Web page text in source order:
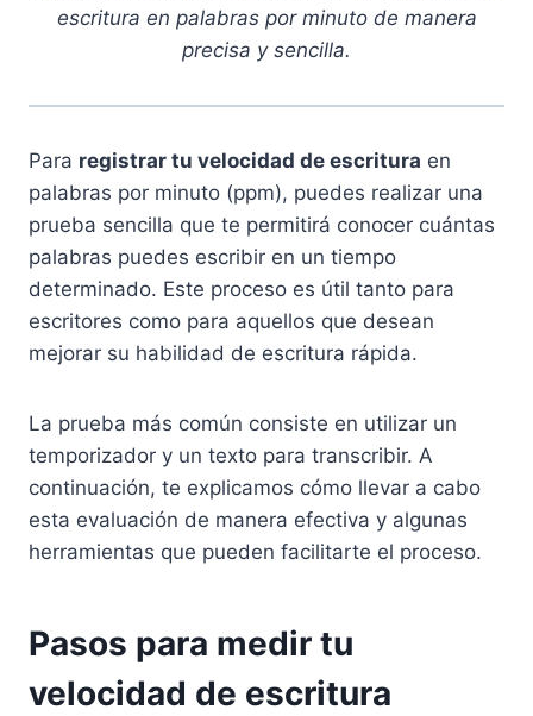
escritura en palabras por minuto de manera
precisa y sencilla.
Para registrar tu velocidad de escritura en
palabras por minuto (ppm), puedes realizar una
prueba sencilla que te permitirá conocer cuántas
palabras puedes escribir en un tiempo
determinado. Este proceso es útil tanto para
escritores como para aquellos que desean
mejorar su habilidad de escritura rápida.
La prueba más común consiste en utilizar un
temporizador y un texto para transcribir. A
continuación, te explicamos cómo llevar a cabo
esta evaluación de manera efectiva y algunas
herramientas que pueden facilitarte el proceso.
Pasos para medir tu
velocidad de escritura